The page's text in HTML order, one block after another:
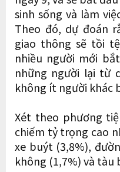
sinh sống và làm
Theo đó, dự đoán
giao thông sẽ tồi
nhiều người mới
những người lại từ
không ít người khác
Xét theo phương
chiếm tỷ trọng cao
xe buýt (3,8%),
không (1,7%) và tàu